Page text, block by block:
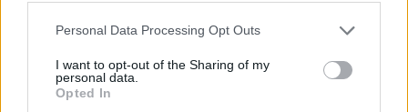
Personal Data Processing Opt Outs
I want to opt-out of the Sharing of my
personal data.
Opted In